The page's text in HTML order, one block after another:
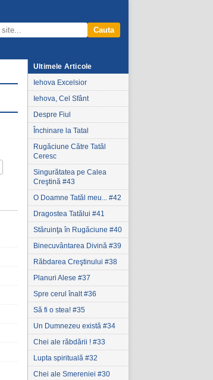
Cauta
Ultimele Articole
Iehova Excelsior
Iehova, Cel Sfânt
Despre Fiul
Închinare la Tatal
Rugăciune Către Tatăl
Ceresc
Singurătatea pe Calea
Creştină #43
O Doamne Tatăl meu... #42
Dragostea Tatălui #41
Stăruinţa în Rugăciune #40
Binecuvântarea Divină #39
Răbdarea Creştinului #38
Planuri Alese #37
Spre cerul înalt #36
Să fi o stea! #35
Un Dumnezeu există #34
Chei ale răbdării ! #33
Lupta spirituală #32
Chei ale Smereniei #30